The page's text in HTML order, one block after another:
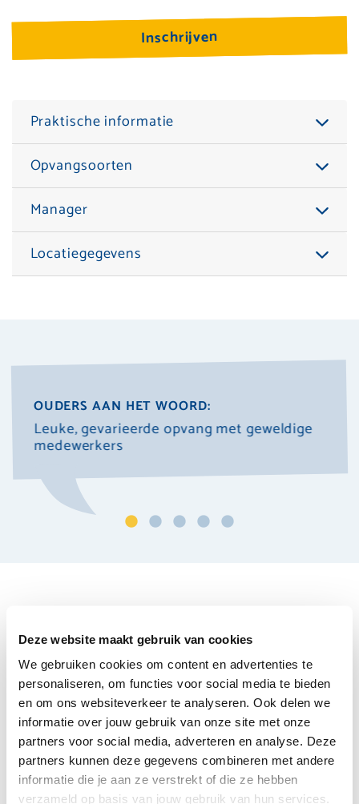
Deze website maakt gebruik van cookies
We gebruiken cookies om content en advertenties te
personaliseren, om functies voor social media te bieden
en om ons websiteverkeer te analyseren. Ook delen we
informatie over jouw gebruik van onze site met onze
partners voor social media, adverteren en analyse. Deze
partners kunnen deze gegevens combineren met andere
informatie die je aan ze verstrekt of die ze hebben
verzameld op basis van jouw gebruik van hun services.
Inschrijven
Praktische informatie
Opvangsoorten
Manager
Locatiegegevens
OUDERS AAN HET WOORD:
Leuke, gevarieerde opvang met geweldige
medewerkers